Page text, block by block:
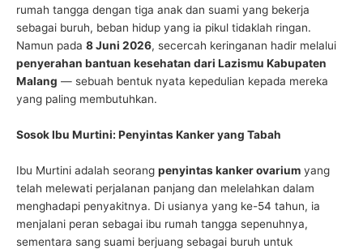
rumah tangga dengan tiga anak dan suami yang bekerja
sebagai buruh, beban hidup yang ia pikul tidaklah ringan.
Namun pada 8 Juni 2026, secercah keringanan hadir melalui
penyerahan bantuan kesehatan dari Lazismu Kabupaten
Malang — sebuah bentuk nyata kepedulian kepada mereka
yang paling membutuhkan.
Sosok Ibu Murtini: Penyintas Kanker yang Tabah
Ibu Murtini adalah seorang penyintas kanker ovarium yang
telah melewati perjalanan panjang dan melelahkan dalam
menghadapi penyakitnya. Di usianya yang ke-54 tahun, ia
menjalani peran sebagai ibu rumah tangga sepenuhnya,
sementara sang suami berjuang sebagai buruh untuk